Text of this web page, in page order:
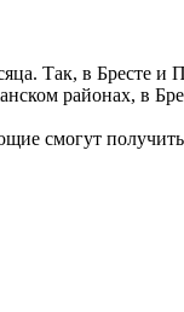
Так, в Бресте и
районах, в
смогут